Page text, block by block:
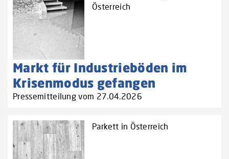
Österreich
Markt für Industrieböden im
Krisenmodus gefangen
Pressemitteilung vom 27.04.2026
Parkett in Österreich